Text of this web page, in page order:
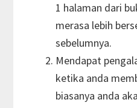
1 halaman dari
merasa lebih
sebelumnya.
Mendapat
ketika anda
biasanya anda